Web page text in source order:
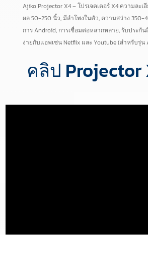
Ajiko Projector X4 – โปรเจคเตอร์ X4 ความละเ
ผล 50-250 นิ้ว, มีลำโพงในตัว, ความสว่าง 350-
การ Android, การเชื่อมต่อหลากหลาย, รับประกั
ง่ายกับแอพเช่น Netflix และ Youtube (สำหรับรุ่น
คลิป Projector